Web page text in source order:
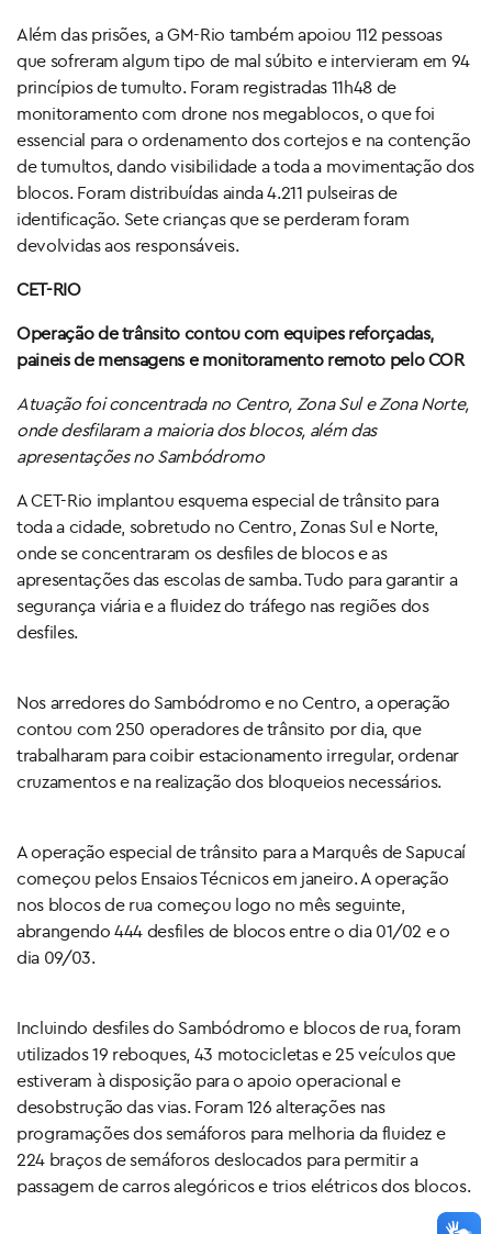
Além das prisões, a GM-Rio também apoiou 112 pessoas
que sofreram algum tipo de mal súbito e intervieram em 94
princípios de tumulto. Foram registradas 11h48 de
monitoramento com drone nos megablocos, o que foi
essencial para o ordenamento dos cortejos e na contenção
de tumultos, dando visibilidade a toda a movimentação dos
blocos. Foram distribuídas ainda 4.211 pulseiras de
identificação. Sete crianças que se perderam foram
devolvidas aos responsáveis.
CET-RIO
Operação de trânsito contou com equipes reforçadas,
paineis de mensagens e monitoramento remoto pelo COR
Atuação foi concentrada no Centro, Zona Sul e Zona Norte,
onde desfilaram a maioria dos blocos, além das
apresentações no Sambódromo
A CET-Rio implantou esquema especial de trânsito para
toda a cidade, sobretudo no Centro, Zonas Sul e Norte,
onde se concentraram os desfiles de blocos e as
apresentações das escolas de samba. Tudo para garantir a
segurança viária e a fluidez do tráfego nas regiões dos
desfiles.
Nos arredores do Sambódromo e no Centro, a operação
contou com 250 operadores de trânsito por dia, que
trabalharam para coibir estacionamento irregular, ordenar
cruzamentos e na realização dos bloqueios necessários.
A operação especial de trânsito para a Marquês de Sapucaí
começou pelos Ensaios Técnicos em janeiro. A operação
nos blocos de rua começou logo no mês seguinte,
abrangendo 444 desfiles de blocos entre o dia 01/02 e o
dia 09/03.
Incluindo desfiles do Sambódromo e blocos de rua, foram
utilizados 19 reboques, 43 motocicletas e 25 veículos que
estiveram à disposição para o apoio operacional e
desobstrução das vias. Foram 126 alterações nas
programações dos semáforos para melhoria da fluidez e
224 braços de semáforos deslocados para permitir a
passagem de carros alegóricos e trios elétricos dos blocos.